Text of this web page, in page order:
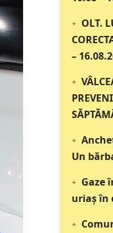
OLT.
–
Un
Gaze
uriaș în